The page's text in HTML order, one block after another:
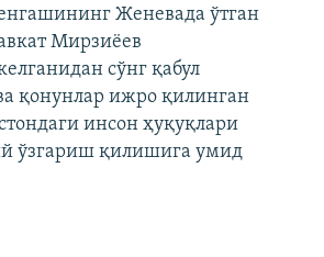
Женевада ўтган
Мирзиëев
сўнг қабул
қонунлар ижро қилинган
инсон ҳуқуқлари
ўзгариш қилишига умид